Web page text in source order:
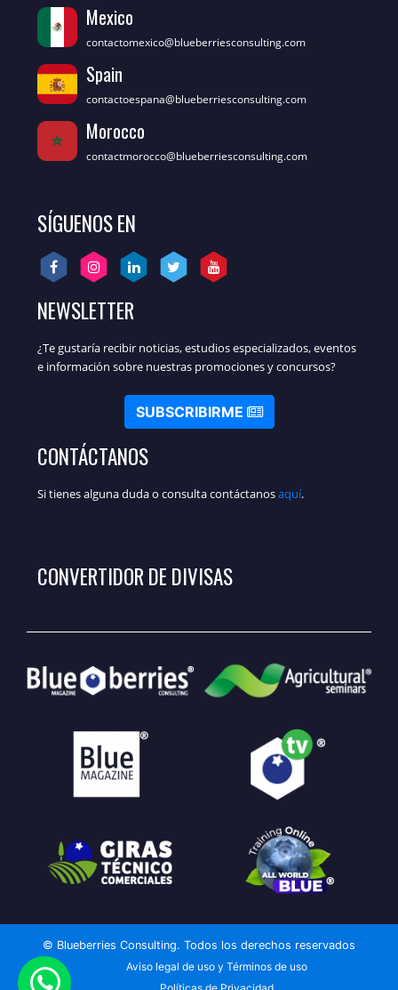
Mexico
contactomexico@blueberriesconsulting.com
Spain
contactoespana@blueberriesconsulting.com
Morocco
contactmorocco@blueberriesconsulting.com
SÍGUENOS EN
NEWSLETTER
¿Te gustaría recibir noticias, estudios especializados, eventos
e información sobre nuestras promociones y concursos?
SUBSCRIBIRME
CONTÁCTANOS
Si tienes alguna duda o consulta contáctanosaquí.
CONVERTIDOR DE DIVISAS
© Blueberries Consulting. Todos los derechos reservados
Aviso legal de uso y Términos de uso